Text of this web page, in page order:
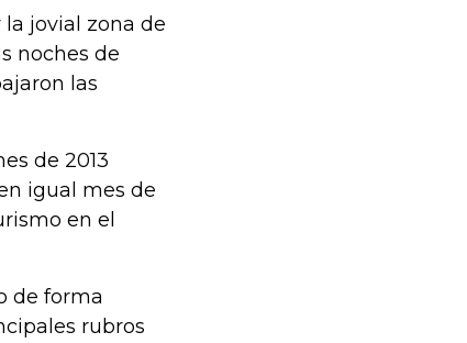
jovial zona de
noches de
las
de 2013
igual mes de
en el
de forma
rubros